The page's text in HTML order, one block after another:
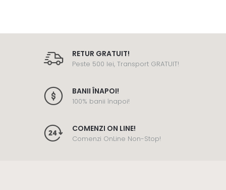
RETUR GRATUIT!
Peste 500 lei, Transport GRATUIT!
BANII ÎNAPOI!
100% banii înapoi!
COMENZI ON LINE!
Comenzi OnLine Non-Stop!